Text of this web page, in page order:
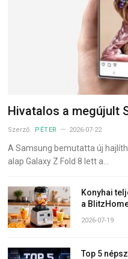
Hivatalos a megújult
Szerző: PÉTER 2026-07-22
A Samsung bemutatta új
alap Galaxy Z Fold 8 lett a…
Konyhai
a
2026-07-19
Top 5